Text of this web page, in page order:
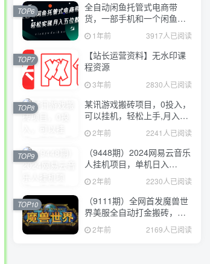
全自动闲鱼托管式电商带
货，一部手机和一个闲鱼号
就可以开干，轻松实现月入
五位数
1年前 3917人已阅读
TOP6
【站长运营资料】无水印课
程资源
3年前 2830人已阅读
TOP7
某讯游戏搬砖项目，0投入，
可以挂机，轻松上手,月入
3000+上不封顶
2年前 2241人已阅读
TOP8
（9448期）2024网易云音乐
人挂机项目，单机日入
150+，无脑月入5000+
2年前 2230人已阅读
TOP9
（9111期）全网首发魔兽世
界美服全自动打金搬砖，日
入1000+，简单好操作，保
姆级教学
2年前 2169人已阅读
TOP10